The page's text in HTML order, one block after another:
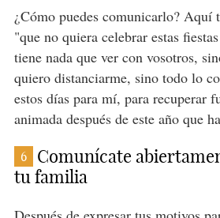
¿Cómo puedes comunicarlo? Aquí
"que no quiera celebrar estas
tiene nada que ver con vosotros,
quiero distanciarme, sino todo lo
estos días para mí, para recuperar
animada después de este año que
6
Comunícate
tu familia